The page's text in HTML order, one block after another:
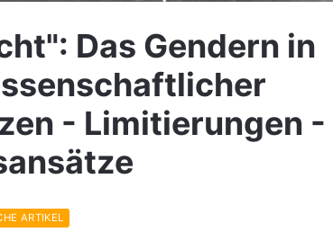
Das Gendern in
- Limitierungen -
ARTIKEL